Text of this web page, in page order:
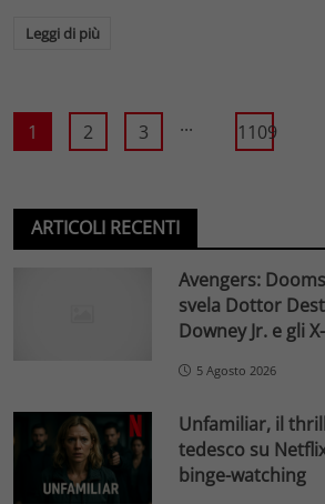
Leggi di più
1 2 3 ... 1109
ARTICOLI RECENTI
Avengers:
svela Dottor
Downey Jr. e gli
5 Agosto 2026
Unfamiliar, il
tedesco su
binge-watching